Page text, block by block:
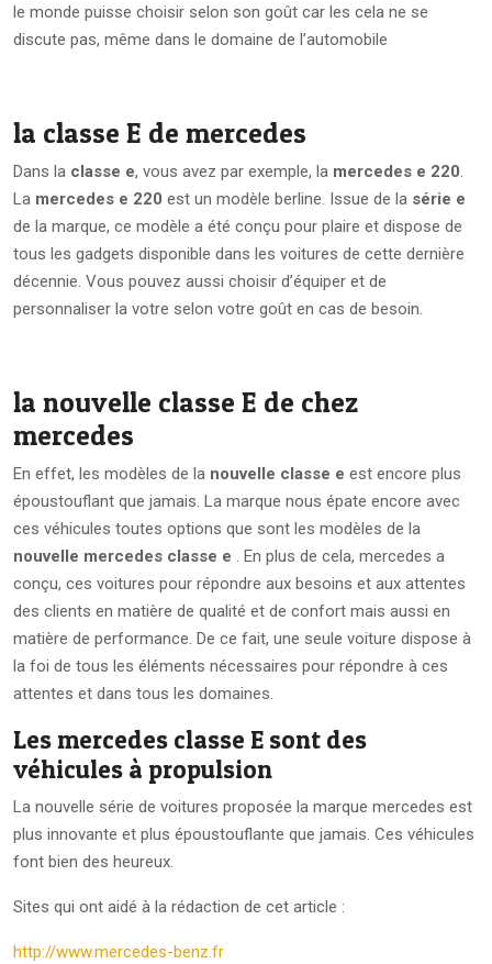
le monde puisse choisir selon son goût car les cela ne se
discute pas, même dans le domaine de l’automobile
la classe E de mercedes
Dans la classe e, vous avez par exemple, la mercedes e 220.
La mercedes e 220 est un modèle berline. Issue de la série e
de la marque, ce modèle a été conçu pour plaire et dispose de
tous les gadgets disponible dans les voitures de cette dernière
décennie. Vous pouvez aussi choisir d’équiper et de
personnaliser la votre selon votre goût en cas de besoin.
la nouvelle classe E de chez
mercedes
En effet, les modèles de la nouvelle classe e est encore plus
époustouflant que jamais. La marque nous épate encore avec
ces véhicules toutes options que sont les modèles de la
nouvelle mercedes classe e . En plus de cela, mercedes a
conçu, ces voitures pour répondre aux besoins et aux attentes
des clients en matière de qualité et de confort mais aussi en
matière de performance. De ce fait, une seule voiture dispose à
la foi de tous les éléments nécessaires pour répondre à ces
attentes et dans tous les domaines.
Les mercedes classe E sont des
véhicules à propulsion
La nouvelle série de voitures proposée la marque mercedes est
plus innovante et plus époustouflante que jamais. Ces véhicules
font bien des heureux.
Sites qui ont aidé à la rédaction de cet article :
http://www.mercedes-benz.fr